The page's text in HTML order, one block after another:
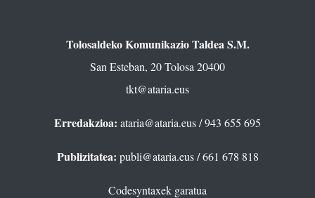
Tolosaldeko Komunikazio Taldea S.M.
San Esteban, 20 Tolosa 20400
tkt@ataria.eus
Erredakzioa: ataria@ataria.eus/ 943 655 695
Publizitatea: publi@ataria.eus/ 661 678 818
Codesyntaxek garatua